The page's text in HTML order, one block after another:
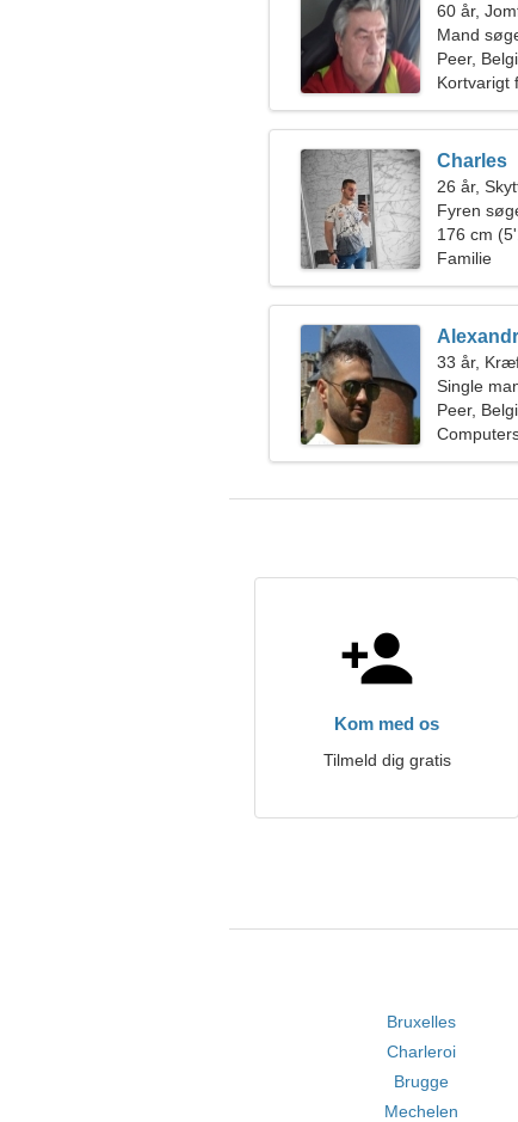
60 år,
Mand
Peer,
Kortvarigt
Charles
26 år,
Fyren
176 cm
Familie
33 år,
Single
Peer,
Kom med os
Tilmeld dig gratis
Bruxelles
Charleroi
Brugge
Mechelen